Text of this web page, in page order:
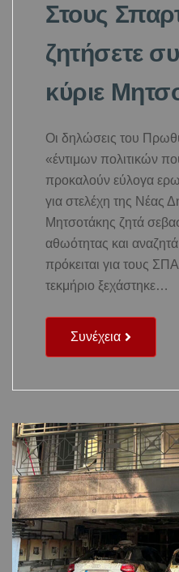
Στους
ζητήσετε
κύριε
Οι δηλώσεις του
«έντιμων πολιτικών
προκαλούν εύλογα
για στελέχη της Νέας
Μητσοτάκης ζητά
αθωότητας και
πρόκειται για τους
τεκμήριο ξεχάστηκε…
Συνέχεια